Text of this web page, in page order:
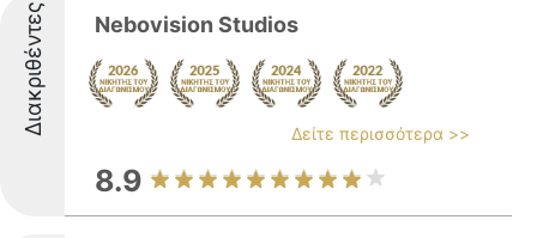
Διακριθέντες Nebovision Studios
Δείτε περισσότερα >>
8.9